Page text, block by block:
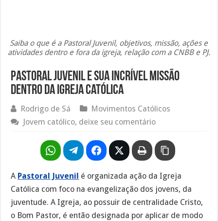
Saiba o que é a Pastoral Juvenil, objetivos, missão, ações e
atividades dentro e fora da igreja, relação com a CNBB e PJ.
Pastoral Juvenil e sua incrível missão
dentro da igreja católica
Rodrigo de Sá
Movimentos Católicos
Jovem católico, deixe seu comentário
A Pastoral Juvenil é organizada ação da Igreja
Católica com foco na evangelização dos jovens, da
juventude. A Igreja, ao possuir de centralidade Cristo,
o Bom Pastor, é então designada por aplicar de modo